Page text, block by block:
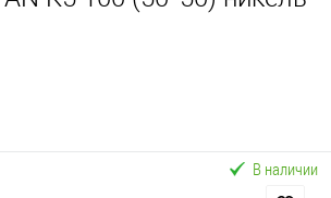
В наличии